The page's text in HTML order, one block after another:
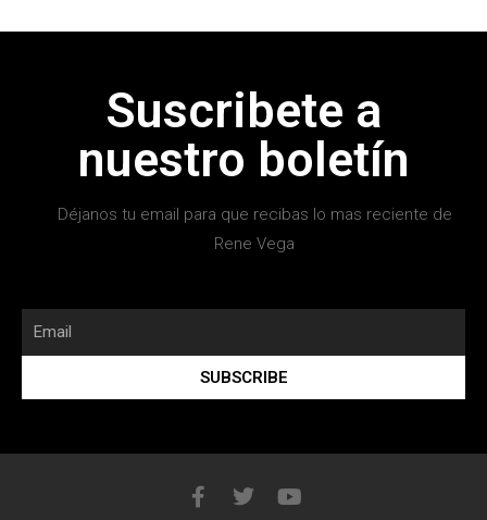
Suscribete a
nuestro boletín
Déjanos tu email para que recibas lo mas reciente de
Rene Vega
SUBSCRIBE